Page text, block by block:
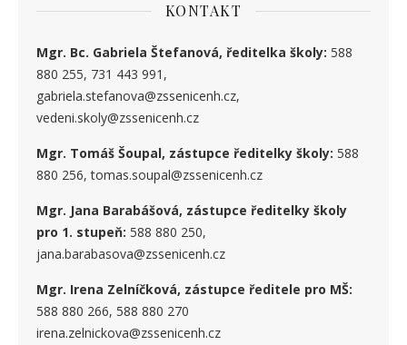
KONTAKT
Mgr. Bc. Gabriela Štefanová, ředitelka školy: 588
880 255, 731 443 991,
gabriela.stefanova@zssenicenh.cz,
vedeni.skoly@zssenicenh.cz
Mgr. Tomáš Šoupal, zástupce ředitelky školy: 588
880 256, tomas.soupal@zssenicenh.cz
Mgr. Jana Barabášová, zástupce ředitelky školy
pro 1. stupeň: 588 880 250,
jana.barabasova@zssenicenh.cz
Mgr. Irena Zelníčková, zástupce ředitele pro MŠ:
588 880 266, 588 880 270
irena.zelnickova@zssenicenh.cz